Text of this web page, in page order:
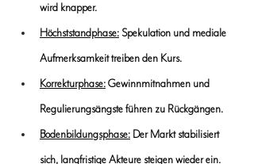
wird knapper.
Höchststandphase: Spekulation und mediale
Aufmerksamkeit treiben den Kurs.
Korrekturphase: Gewinnmitnahmen und
Regulierungsängste führen zu Rückgängen.
Bodenbildungsphase: Der Markt stabilisiert
sich, langfristige Akteure steigen wieder ein.